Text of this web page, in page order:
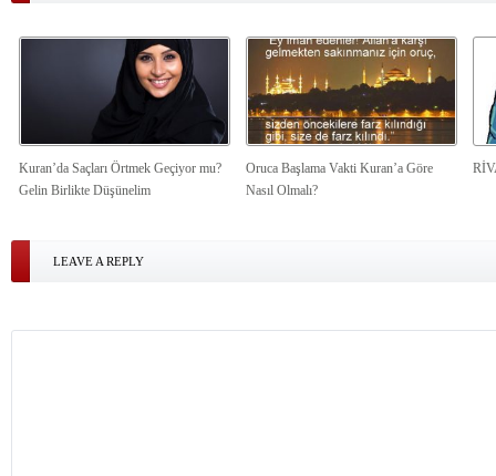
Kuran’da Saçları Örtmek Geçiyor mu?
Gelin Birlikte Düşünelim
Oruca Başlama Vakti Kuran’a Göre
Nasıl Olmalı?
LEAVE A REPLY